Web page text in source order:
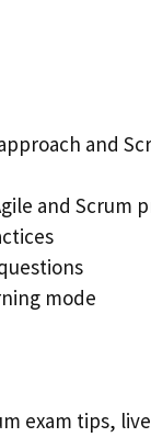
and
and Scrum
mode
exam tips,